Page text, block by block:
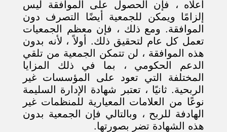
أعلاه ، فإن الحصول على الموافقة ليس
إلزامًا ويمكن للجمعية أيضًا التصرف دون
الموافقة. ومع ذلك ، فإن معظم الجمعيات
تعمل كل عام لتحقيق ذلك. أولاً ، لأنه بدون
هذه الموافقة ، لن تتمكن الجمعية من تلقي
الدعم الحكومي ، بما في ذلك المزايا
المختلفة التي تعود على المؤسسات غير
الربحية. ثانيًا ، تعتبر شهادة الإدارة السليمة
نوعًا من العلامات المعيارية للمنظمات غير
الهادفة للربح ، وبالتالي فإن الجمعية بدون
هذه الشهادة تضر بصورتها.